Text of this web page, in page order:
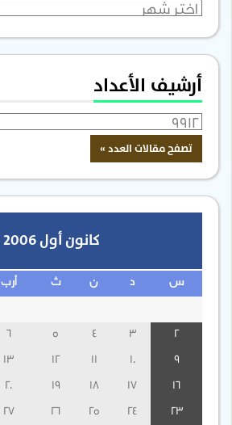
الأرشيف
أرشيف الأعداد
كانون أول 2006
س ن ث أرب
3
13
16
17
18
19
20
23
24
25
26
27